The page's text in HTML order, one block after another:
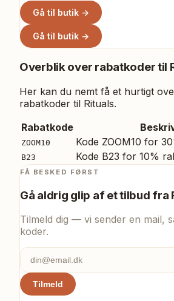
Gå til butik →
Gå til butik →
Overblik over rabatkoder til
Her kan du nemt få et hurtigt
rabatkoder til Rituals.
Rabatkode
ZOOM10 Kode ZOOM10 for
B23 Kode B23 for 10%
FÅ BESKED FØRST
Gå aldrig glip af et tilbud fra
Tilmeld dig — vi sender en mail,
koder.
Tilmeld